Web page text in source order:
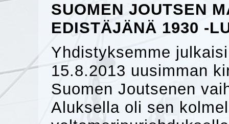
SUOMEN JOUTSEN
EDISTÄJÄNÄ 1930 -
Yhdistyksemme julkaisi
15.8.2013 uusimman
Suomen Joutsenen
Aluksella oli sen